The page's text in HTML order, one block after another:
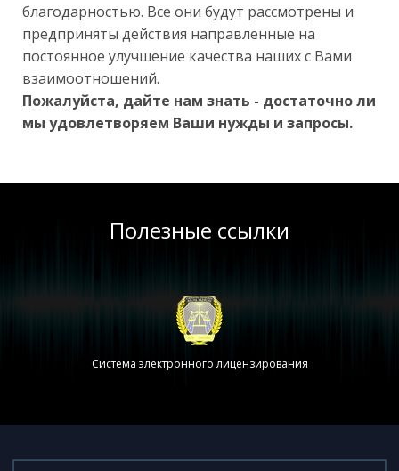
благодарностью. Все они будут рассмотрены и
предприняты действия направленные на
постоянное улучшение качества наших с Вами
взаимоотношений.
Пожалуйста, дайте нам знать - достаточно ли
мы удовлетворяем Ваши нужды и запросы.
Полезные ссылки
Система электронного лицензирования